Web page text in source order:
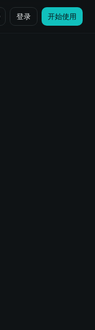
登录 开始使用